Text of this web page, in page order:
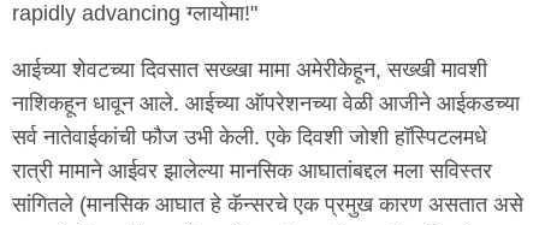
rapidly advancing ग्लायोमा!"
आईच्या शेवटच्या दिवसात सख्खा मामा अमेरीकेहून, सख्खी मावशी
नाशिकहून धावून आले. आईच्या ऑपरेशनच्या वेळी आजीने आईकडच्या
सर्व नातेवाईकांची फौज उभी केली. एके दिवशी जोशी हॉस्पिटलमधे
रात्री मामाने आईवर झालेल्या मानसिक आघातांबद्दल मला सविस्तर
सांगितले (मानसिक आघात हे कॅन्सरचे एक प्रमुख कारण असतात असे